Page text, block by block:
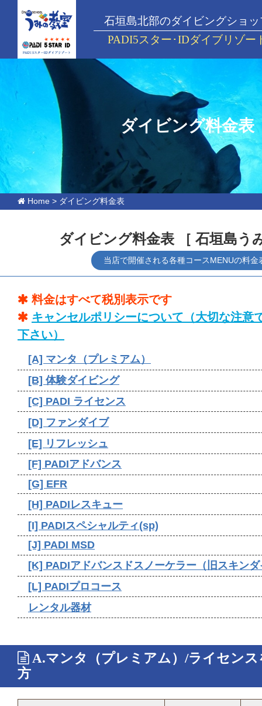
石垣島北部のダイビングショッ
PADI5スター･IDダイブリゾー
ダイビング料金表
Home > ダイビング料金表
ダイビング料金表 ［ 石垣島う
当店で開催される各種コースMENUの料金
料金はすべて税別表示です
キャンセルポリシーについて（大切な注意
下さい）
[A] マンタ（プレミアム）
[B] 体験ダイビング
[C] PADI ライセンス
[D] ファンダイブ
[E] リフレッシュ
[F] PADIアドバンス
[G] EFR
[H] PADIレスキュー
[I] PADIスペシャルティ(sp)
[J] PADI MSD
[K] PADIアドバンスドスノーケラー（旧スキン
[L] PADIプロコース
レンタル器材
A.マンタ（プレミアム）/ライセン
方